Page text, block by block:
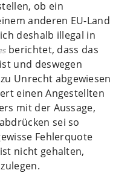
ob ein
anderen EU-Land
deshalb illegal in
berichtet, dass das
und deswegen
Unrecht abgewiesen
einen Angestellten
mit der Aussage,
sei so
Fehlerquote
nicht gehalten,